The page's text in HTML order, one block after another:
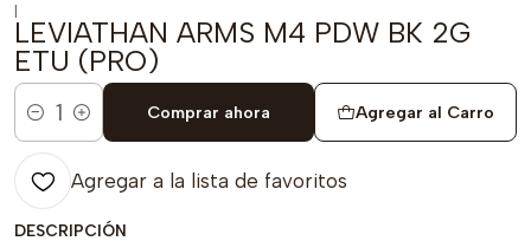
|
LEVIATHAN ARMS M4 PDW BK 2G
ETU (PRO)
Cantidad
Agregar al Carro
Comprar ahora
Agregar a la lista de favoritos
DESCRIPCIÓN